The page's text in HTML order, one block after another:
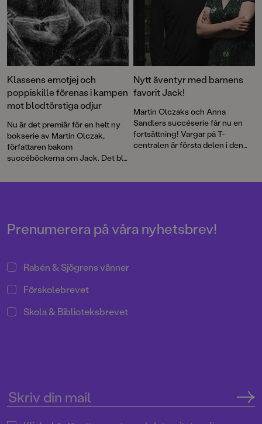
Klassens emotjej och
poppiskille förenas i kampen
mot blodtörstiga odjur
Nu är det premiär för en helt ny
bokserie av Martin Olczak,
författaren bakom
succéböckerna om Jack. Det blir
FRUKTANSVÄRDA GREJER
Nytt äventyr med barnens
favorit Jack!
Martin Olczaks och Anna
Sandlers succéserie får nu en
fortsättning! Vargar på T-
centralen är första delen i den
Prenumerera på våra nyhetsbrev!
Rabén & Sjögrens vänner
Förskolebrevet
Skola & Biblioteksbrevet